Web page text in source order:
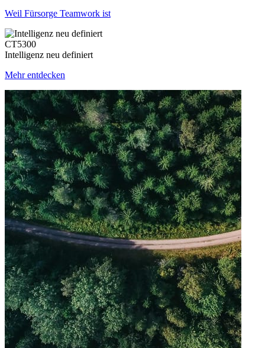
Weil Fürsorge Teamwork ist
CT5300
Intelligenz neu definiert
Mehr entdecken